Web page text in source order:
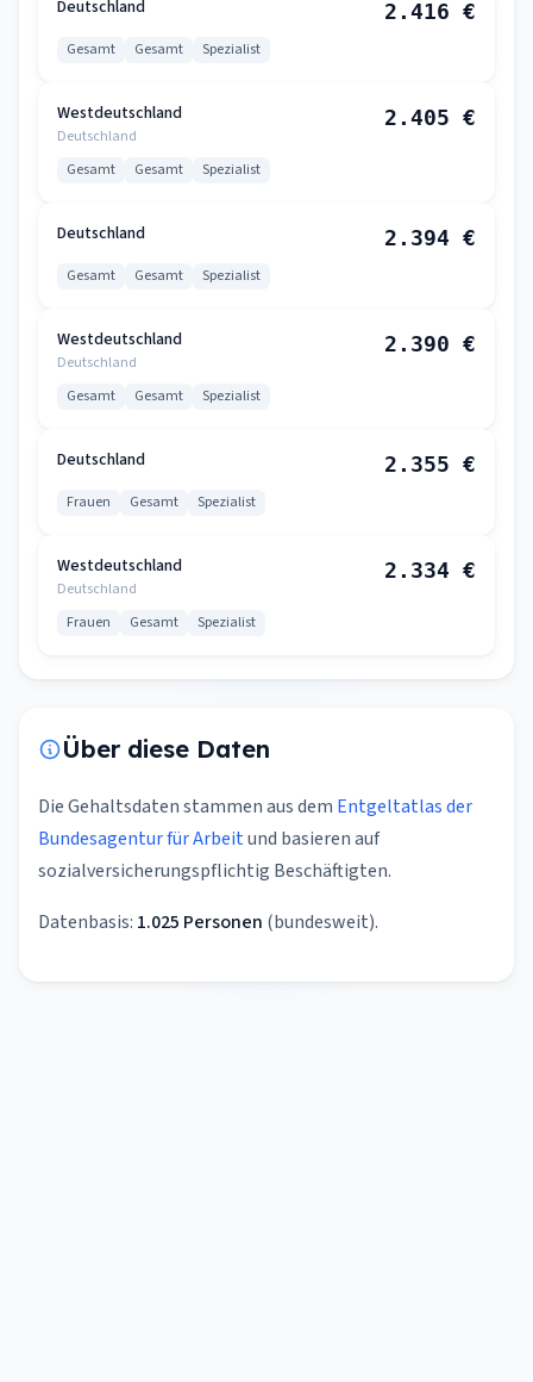
Deutschland 2.416 €
Gesamt Gesamt Spezialist
Westdeutschland
Deutschland
2.405 €
Gesamt Gesamt Spezialist
Deutschland 2.394 €
Gesamt Gesamt Spezialist
Westdeutschland
Deutschland
2.390 €
Gesamt Gesamt Spezialist
Deutschland 2.355 €
Frauen Gesamt Spezialist
Westdeutschland
Deutschland
2.334 €
Frauen Gesamt Spezialist
Über diese Daten
Die Gehaltsdaten stammen aus dem Entgeltatlas der
Bundesagentur für Arbeitund basieren auf
sozialversicherungspflichtig Beschäftigten.
Datenbasis: 1.025 Personen (bundesweit).